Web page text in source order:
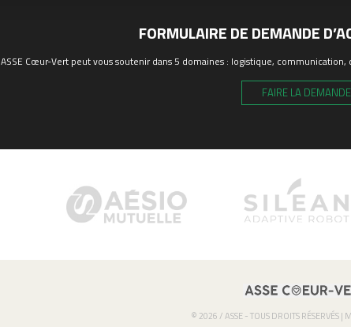
FORMULAIRE DE DEMANDE
ASSE Cœur-Vert peut vous soutenir dans 5 domaines : logistique,
FAIRE LA DEMANDE
© 2026 / ASSE - TOUS DROITS RÉSERVÉS |